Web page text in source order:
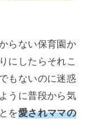
らない保育園か
にしたらそれこ
もないのに迷惑
うに普段から気
を愛されママの